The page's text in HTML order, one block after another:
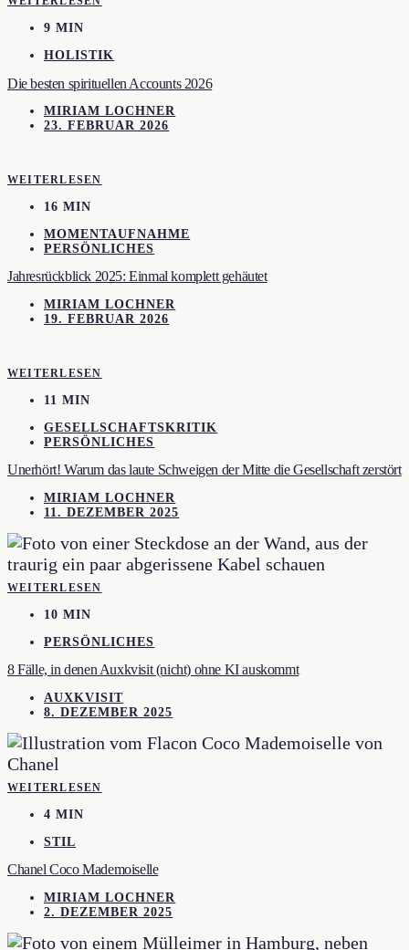
9 MIN
HOLISTIK
Die besten spirituellen Accounts 2026
MIRIAM LOCHNER
23. FEBRUAR 2026
WEITERLESEN
16 MIN
MOMENTAUFNAHME
PERSÖNLICHES
Jahresrückblick 2025: Einmal komplett gehäutet
MIRIAM LOCHNER
19. FEBRUAR 2026
WEITERLESEN
11 MIN
GESELLSCHAFTSKRITIK
PERSÖNLICHES
Unerhört! Warum das laute Schweigen der Mitte die Gesellschaft zerstört
MIRIAM LOCHNER
11. DEZEMBER 2025
WEITERLESEN
10 MIN
PERSÖNLICHES
8 Fälle, in denen Auxkvisit (nicht) ohne KI auskommt
AUXKVISIT
8. DEZEMBER 2025
WEITERLESEN
4 MIN
STIL
Chanel Coco Mademoiselle
MIRIAM LOCHNER
2. DEZEMBER 2025